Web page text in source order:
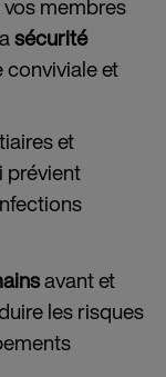
vos membres
sécurité
et
et
prévient
avant et
les risques